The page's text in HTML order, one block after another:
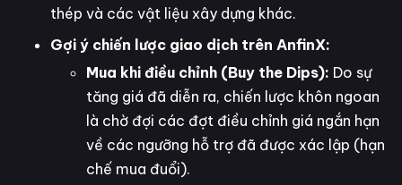
thép và các vật liệu xây dựng khác.
Gợi ý chiến lược giao dịch trên AnfinX:
Mua khi điều chỉnh (Buy the Dips): Do sự
tăng giá đã diễn ra, chiến lược khôn ngoan
là chờ đợi các đợt điều chỉnh giá ngắn hạn
về các ngưỡng hỗ trợ đã được xác lập (hạn
chế mua đuổi).